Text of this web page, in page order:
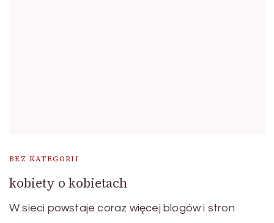
BEZ KATEGORII
kobiety o kobietach
W sieci powstaje coraz więcej blogów i stron